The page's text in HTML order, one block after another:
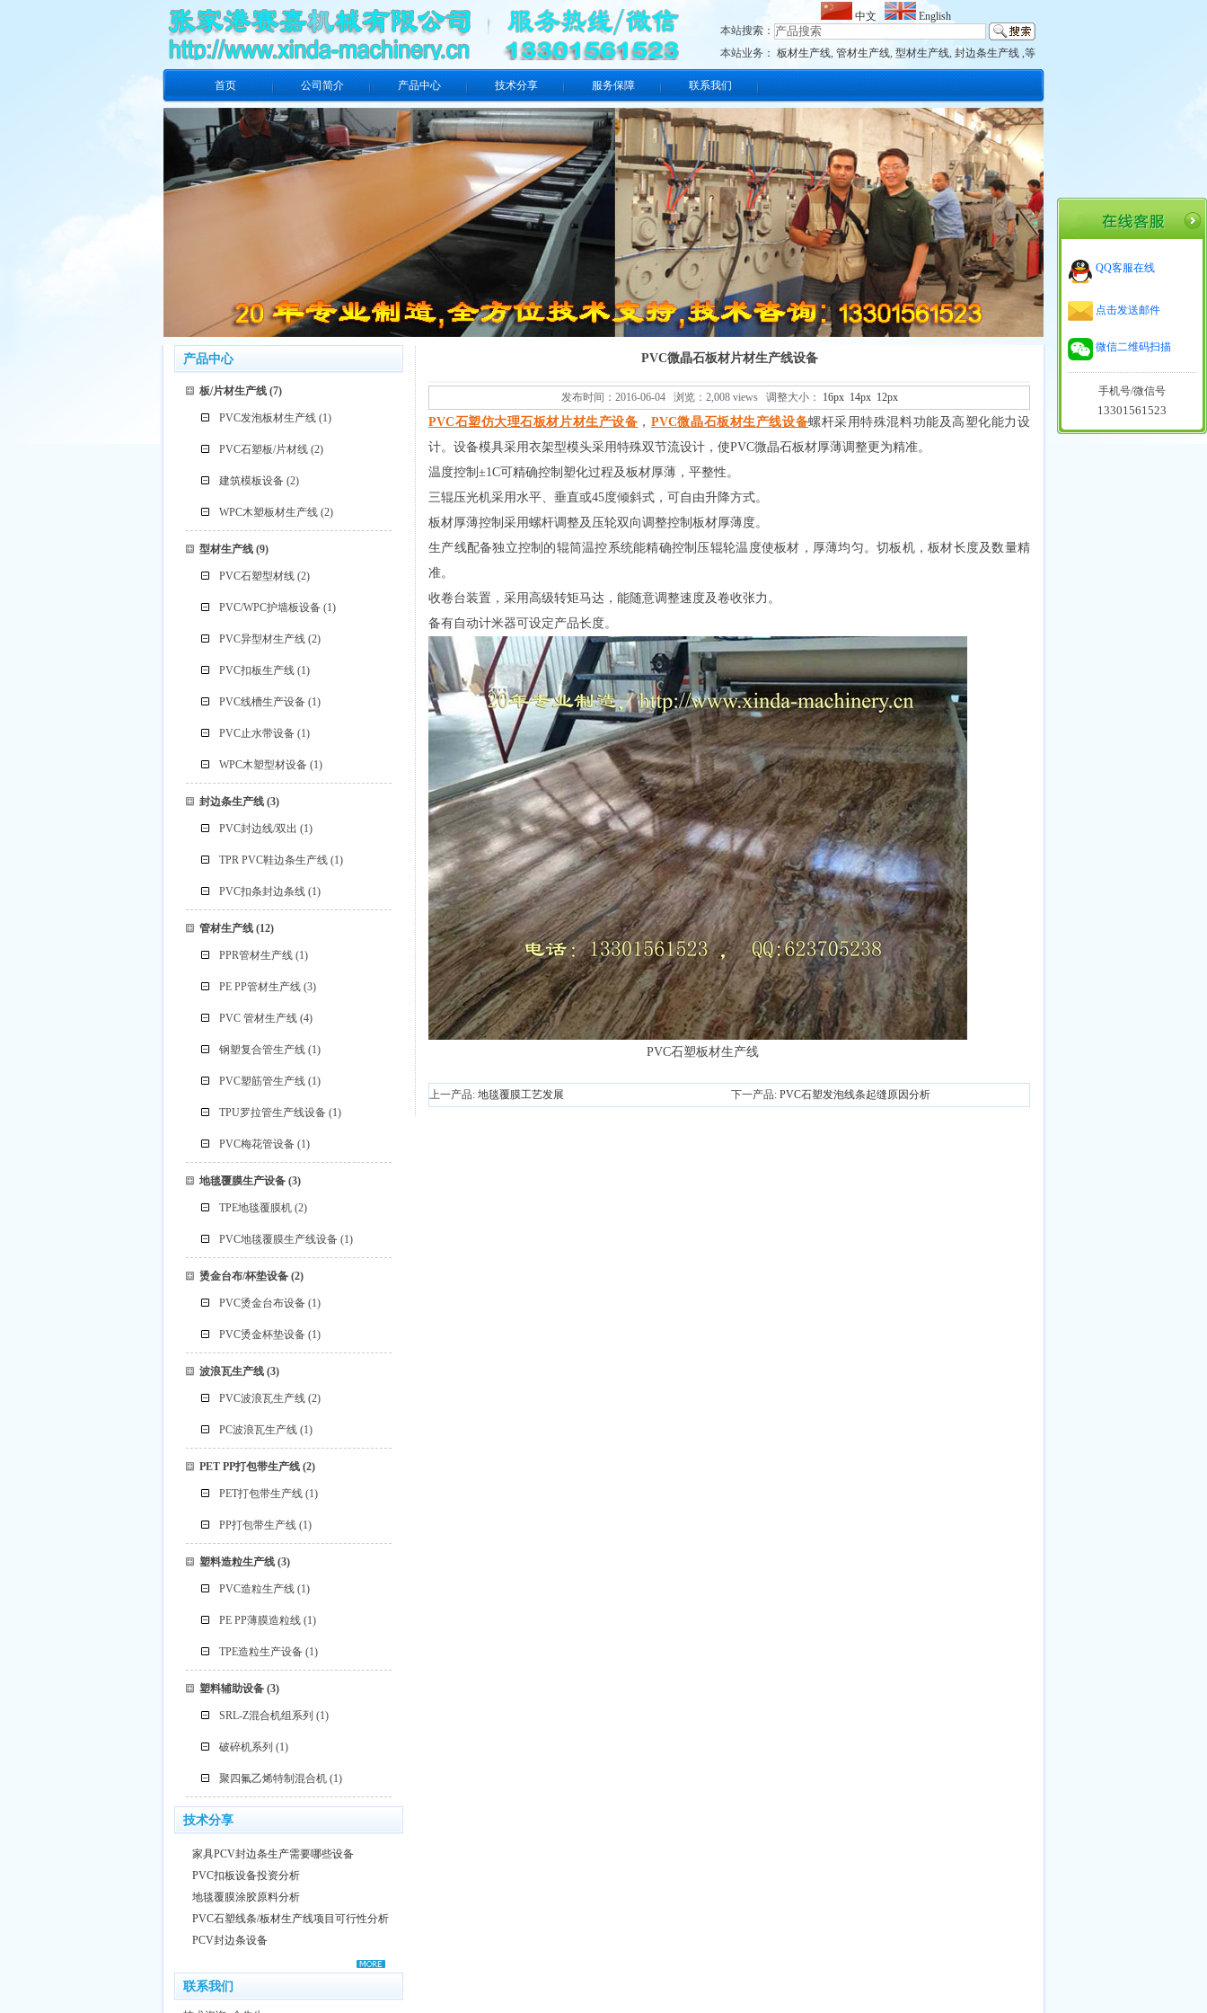
中文
English
本站搜索：
本站业务： 板材生产线, 管材生产线, 型材生产线, 封边条生产线 ,等
首页 公司简介 产品中心 技术分享 服务保障 联系我们
PVC微晶石板材片材生产线设备
发布时间：2016-06-04 浏览：2,008 views 调整大小： 16px 14px 12px
PVC石塑仿大理石板材片材生产设备 ， PVC微晶石板材生产线设备螺杆采用特殊混料功能及高塑化能力设
计。设备模具采用衣架型模头采用特殊双节流设计，使PVC微晶石板材厚薄调整更为精准。
温度控制±1C可精确控制塑化过程及板材厚薄，平整性。
三辊压光机采用水平、垂直或45度倾斜式，可自由升降方式。
板材厚薄控制采用螺杆调整及压轮双向调整控制板材厚薄度。
生产线配备独立控制的辊筒温控系统能精确控制压辊轮温度使板材，厚薄均匀。切板机，板材长度及数量精
准。
收卷台装置，采用高级转矩马达，能随意调整速度及卷收张力。
备有自动计米器可设定产品长度。
PVC石塑板材生产线
上一产品: 地毯覆膜工艺发展 下一产品: PVC石塑发泡线条起缝原因分析
产品中心
板/片材生产线(7)
PVC发泡板材生产线 (1)
PVC石塑板/片材线 (2)
建筑模板设备 (2)
WPC木塑板材生产线 (2)
型材生产线(9)
PVC石塑型材线 (2)
PVC/WPC护墙板设备 (1)
PVC异型材生产线 (2)
PVC扣板生产线 (1)
PVC线槽生产设备 (1)
PVC止水带设备 (1)
WPC木塑型材设备 (1)
封边条生产线(3)
PVC封边线/双出 (1)
TPR PVC鞋边条生产线 (1)
PVC扣条封边条线 (1)
管材生产线(12)
PPR管材生产线 (1)
PE PP管材生产线 (3)
PVC 管材生产线 (4)
钢塑复合管生产线 (1)
PVC塑筋管生产线 (1)
TPU罗拉管生产线设备 (1)
PVC梅花管设备 (1)
地毯覆膜生产设备(3)
TPE地毯覆膜机 (2)
PVC地毯覆膜生产线设备 (1)
烫金台布/杯垫设备(2)
PVC烫金台布设备 (1)
PVC烫金杯垫设备 (1)
波浪瓦生产线(3)
PVC波浪瓦生产线 (2)
PC波浪瓦生产线 (1)
PET PP打包带生产线(2)
PET打包带生产线 (1)
PP打包带生产线 (1)
塑料造粒生产线(3)
PVC造粒生产线 (1)
PE PP薄膜造粒线 (1)
TPE造粒生产设备 (1)
塑料辅助设备(3)
SRL-Z混合机组系列 (1)
破碎机系列 (1)
聚四氟乙烯特制混合机 (1)
技术分享
家具PCV封边条生产需要哪些设备
PVC扣板设备投资分析
地毯覆膜涂胶原料分析
PVC石塑线条/板材生产线项目可行性分析
PCV封边条设备
联系我们
QQ客服在线
点击发送邮件
微信二维码扫描
手机号/微信号
13301561523